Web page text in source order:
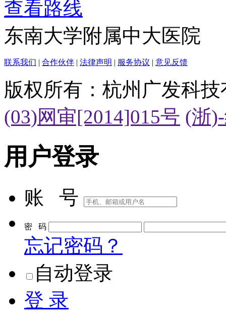
查看路线
东南大学附属中大医院
联系我们 | 合作伙伴 | 法律声明 | 服务协议 | 意见反馈
版权所有：杭州广发科
(03)网审[2014]015号 (浙
用户登录
账 号
密 码
忘记密码？
自动登录
登 录